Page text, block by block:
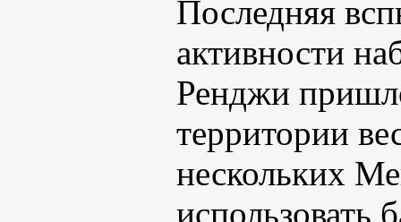
Последняя
активности
Ренджи
территории
нескольких
использовать